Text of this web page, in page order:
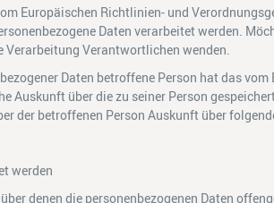
Europäischen Richtlinien- und
Daten verarbeitet werden.
Verarbeitung Verantwortlichen wenden.
Daten betroffene Person hat das
über die zu seiner Person
der betroffenen Person Auskunft über
werden
denen die personenbezogenen Daten